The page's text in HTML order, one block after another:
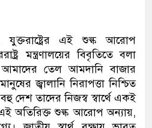
যুক্তরাষ্ট্রের এই শুল্ক আরোপ
মন্ত্রণালয়ের বিবৃতিতে বলা
আমাদের তেল আমদানি বাজার
জ্বালানি নিরাপত্তা নিশ্চিত
দেশ তাদের নিজস্ব স্বার্থে একই
এই অতিরিক্ত শুল্ক আরোপ অন্যায়,